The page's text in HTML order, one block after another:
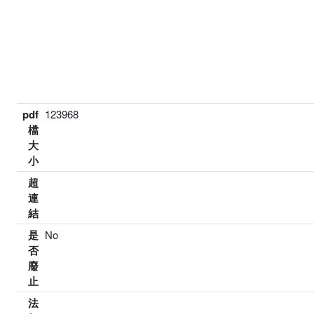
pdf
檔
大
小
123968
超
連
結
是
否
廢
止
No
法